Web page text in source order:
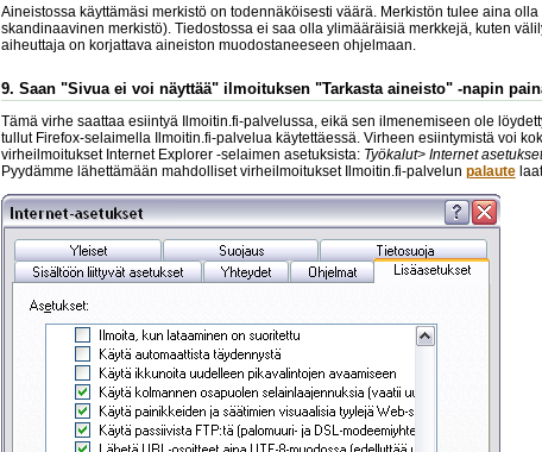
Aineistossa käyttämäsi merkistö on todennäköisesti väärä. Merkistön tulee aina
skandinaavinen merkistö). Tiedostossa ei saa olla ylimääräisiä merkkejä, kuten
aiheuttaja on korjattava aineiston muodostaneeseen ohjelmaan.
9. Saan "Sivua ei voi näyttää" ilmoituksen "Tarkasta aineisto" -napin
Tämä virhe saattaa esiintyä Ilmoitin.fi-palvelussa, eikä sen ilmenemiseen ole
tullut Firefox-selaimella Ilmoitin.fi-palvelua käytettäessä. Virheen esiintymistä voi
virheilmoitukset Internet Explorer -selaimen asetuksista: Työkalut> Internet
Pyydämme lähettämään mahdolliset virheilmoitukset Ilmoitin.fi-palvelun palaute